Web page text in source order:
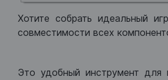
Хотите собрать идеальный
совместимости всех
Это удобный инструмент